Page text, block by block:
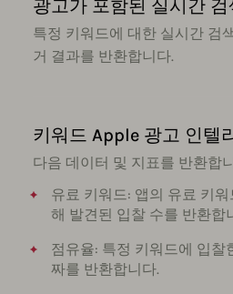
광고가 포함된 실시간 검
특정 키워드에 대한 실시간 검
거 결과를 반환합니다.
키워드 Apple 광고 인텔
다음 데이터 및 지표를 반환합
유료 키워드: 앱의 유료 키워
해 발견된 입찰 수를 반환합
점유율: 특정 키워드에 입찰
짜를 반환합니다.